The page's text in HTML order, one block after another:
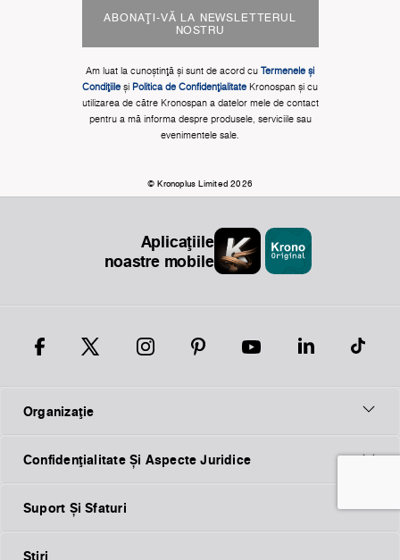
ABONAȚI-VĂ LA NEWSLETTERUL
NOSTRU
Am luat la cunoștinţă și sunt de acord cu Termenele și
Condițiile și Politica de Confidențialitate Kronospan și cu
utilizarea de către Kronospan a datelor mele de contact
pentru a mă informa despre produsele, serviciile sau
evenimentele sale.
© Kronoplus Limited 2026
Aplicațiile
noastre mobile
Organizaţie
Confidențialitate Și Aspecte Juridice
Suport Și Sfaturi
Ştiri